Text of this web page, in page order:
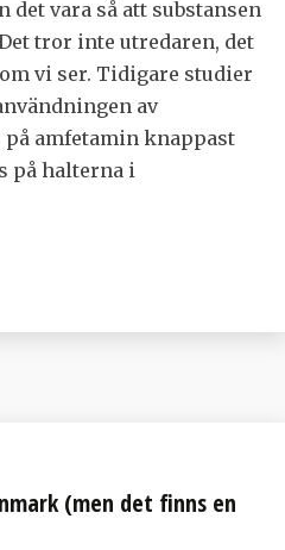
det vara så att substansen
tror inte utredaren, det
vi ser. Tidigare studier
av
amfetamin knappast
på halterna i
(men det finns en